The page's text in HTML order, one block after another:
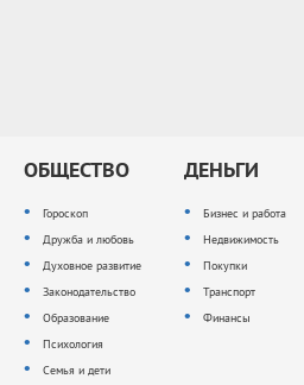
ОБЩЕСТВО
Гороскоп
Дружба и любовь
Духовное развитие
Законодательство
Образование
Психология
Семья и дети
ДЕНЬГИ
Бизнес и работа
Недвижимость
Покупки
Транспорт
Финансы